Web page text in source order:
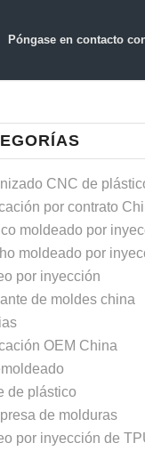
Póngase en contacto
CNC de
por contrato
moldeado por
moldeado por
por inyección
de moldes china
OEM China
de plástico
de molduras
por inyección de